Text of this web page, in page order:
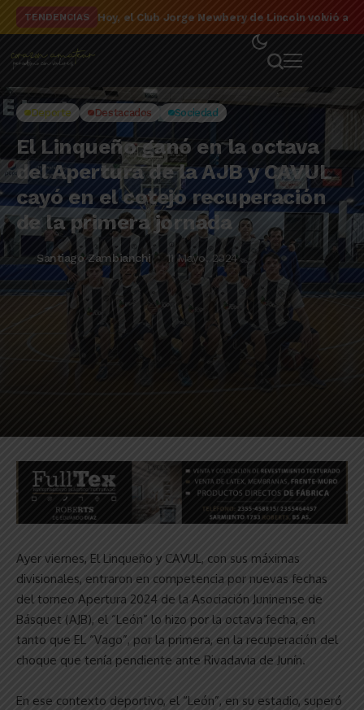
TENDENCIAS El detalle de la campaña de El Linqueño en el
Deporte Destacados Sociedad
El Linqueño ganó en la octava
del Apertura de la AJB y CAVUL
cayó en el cotejo recuperación
de la primera jornada
Santiago Zambianchi 11 Mayo, 2024
Ayer viernes, El Linqueño y CAVUL, con sus máximas
divisionales, entraron en competencia por nuevas fechas
del torneo Apertura 2024 de la Asociación Juninense de
Básquet (AJB), el “León” lo hizo por la octava fecha, en
tanto que EL “Vago”, por la primera, en la recuperación del
choque que tenía pendiente ante Rivadavia de Junín.
En ese contexto deportivo, el “León”, en su estadio, superó